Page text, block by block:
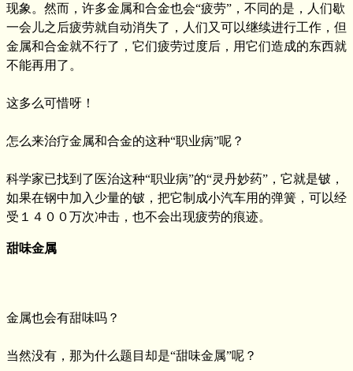
现象。然而，许多金属和合金也会“疲劳”，不同的是，人们歇
一会儿之后疲劳就自动消失了，人们又可以继续进行工作，但
金属和合金就不行了，它们疲劳过度后，用它们造成的东西就
不能再用了。
这多么可惜呀！
怎么来治疗金属和合金的这种“职业病”呢？
科学家已找到了医治这种“职业病”的“灵丹妙药”，它就是铍，
如果在钢中加入少量的铍，把它制成小汽车用的弹簧，可以经
受１４００万次冲击，也不会出现疲劳的痕迹。
甜味金属
金属也会有甜味吗？
当然没有，那为什么题目却是“甜味金属”呢？